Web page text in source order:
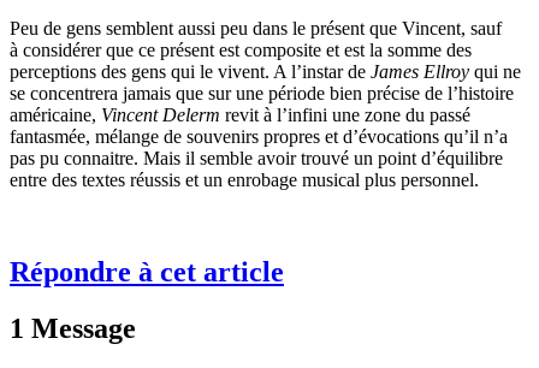
Peu de gens semblent aussi peu dans le présent que Vincent, sauf
à considérer que ce présent est composite et est la somme des
perceptions des gens qui le vivent. A l’instar de James Ellroy qui ne
se concentrera jamais que sur une période bien précise de l’histoire
américaine, Vincent Delerm revit à l’infini une zone du passé
fantasmée, mélange de souvenirs propres et d’évocations qu’il n’a
pas pu connaitre. Mais il semble avoir trouvé un point d’équilibre
entre des textes réussis et un enrobage musical plus personnel.
Répondre à cet article
1 Message